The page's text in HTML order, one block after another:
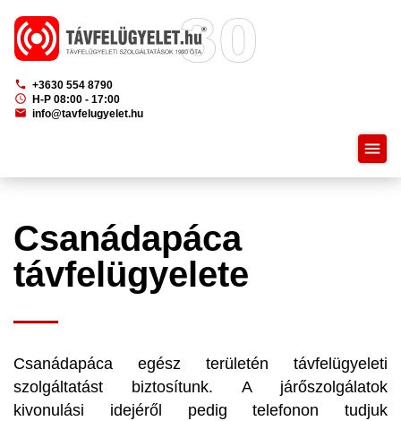
phone +3630 554 8790
schedule
H-P 08:00 - 17:00
mail info@tavfelugyelet.hu
menu
Csanádapáca
távfelügyelete
Csanádapáca egész területén távfelügyeleti
szolgáltatást biztosítunk. A járőszolgálatok
kivonulási idejéről pedig telefonon tudjuk